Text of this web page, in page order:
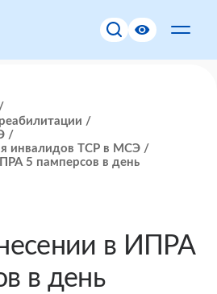
инвалидов ТСР в МСЭ
5 памперсов в день
в ИПРА
в день